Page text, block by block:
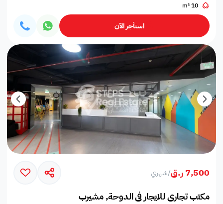
10 m²
استأجر الآن
7,500 ر.ق /شهري
مكتب تجاري للايجار في الدوحة, مشيرب